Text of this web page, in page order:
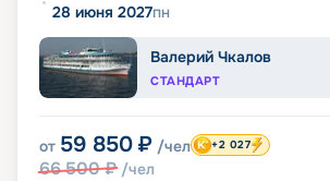
28 июня 2027пн
Валерий Чкалов
СТАНДАРТ
от 59 850 ₽ /чел
66 500₽ /чел
+2 027